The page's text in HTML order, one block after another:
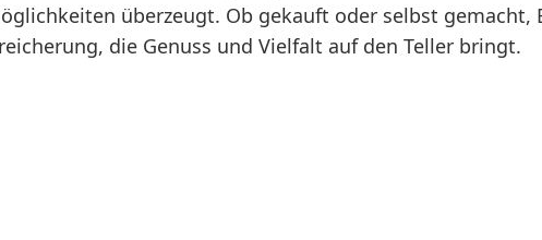
überzeugt. Ob gekauft oder selbst gemacht,
die Genuss und Vielfalt auf den Teller bringt.